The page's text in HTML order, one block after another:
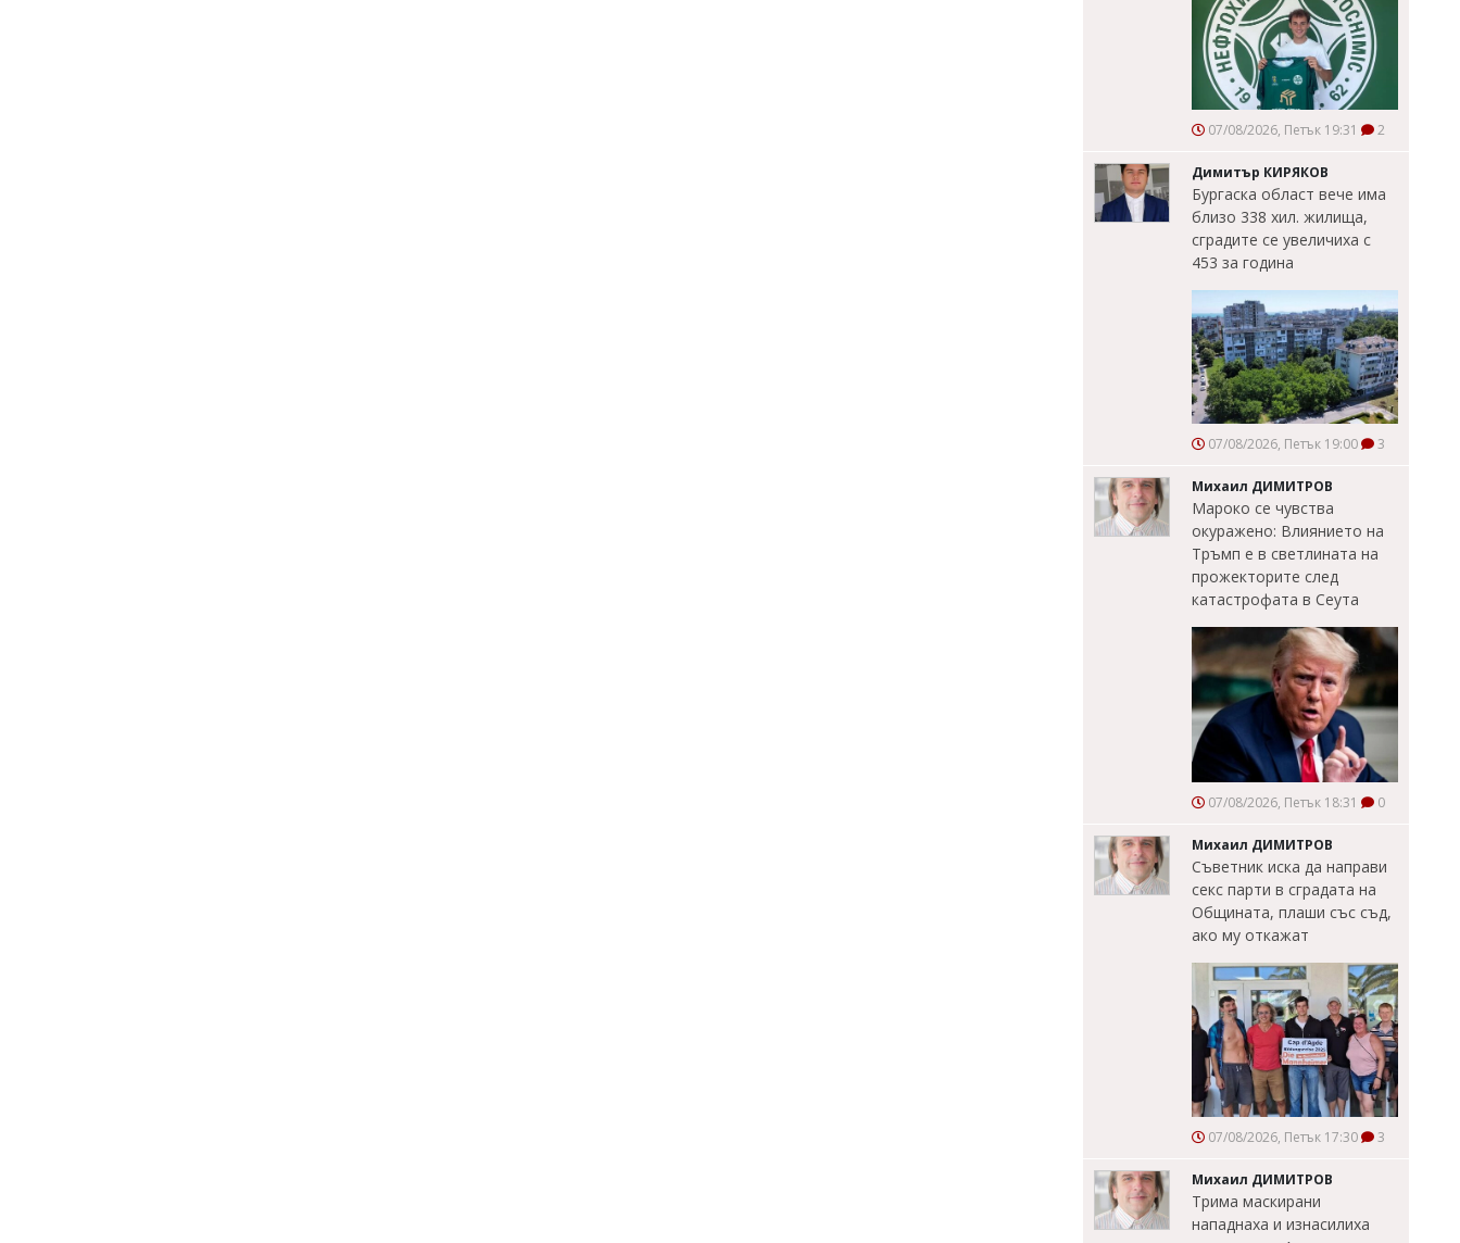
07/08/2026, Петък 19:31 2
Димитър КИРЯКОВ
Бургаска област вече има
близо 338 хил. жилища,
сградите се увеличиха с
453 за година
07/08/2026, Петък 19:00 3
Михаил ДИМИТРОВ
Мароко се чувства
окуражено: Влиянието на
Тръмп е в светлината на
прожекторите след
катастрофата в Сеута
07/08/2026, Петък 18:31 0
Михаил ДИМИТРОВ
Съветник иска да направи
секс парти в сградата на
Общината, плаши със съд,
ако му откажат
07/08/2026, Петък 17:30 3
Михаил ДИМИТРОВ
Трима маскирани
нападнаха и изнасилиха